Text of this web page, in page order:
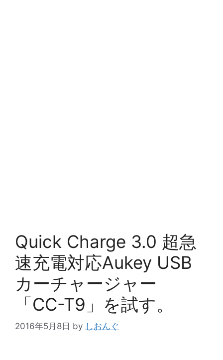
Quick Charge 3.0 超急
速充電対応Aukey USB
カーチャージャー
「CC-T9」を試す。
2016年5月8日 by しおんぐ